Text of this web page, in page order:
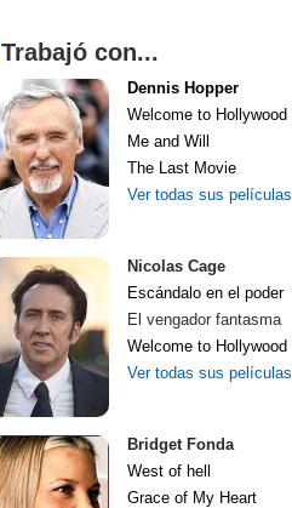
Trabajó con...
Dennis Hopper
Welcome to Hollywood
Me and Will
The Last Movie
Ver todas sus películas
Nicolas Cage
Escándalo en el poder
El vengador fantasma
Welcome to Hollywood
Ver todas sus películas
Bridget Fonda
West of hell
Grace of My Heart